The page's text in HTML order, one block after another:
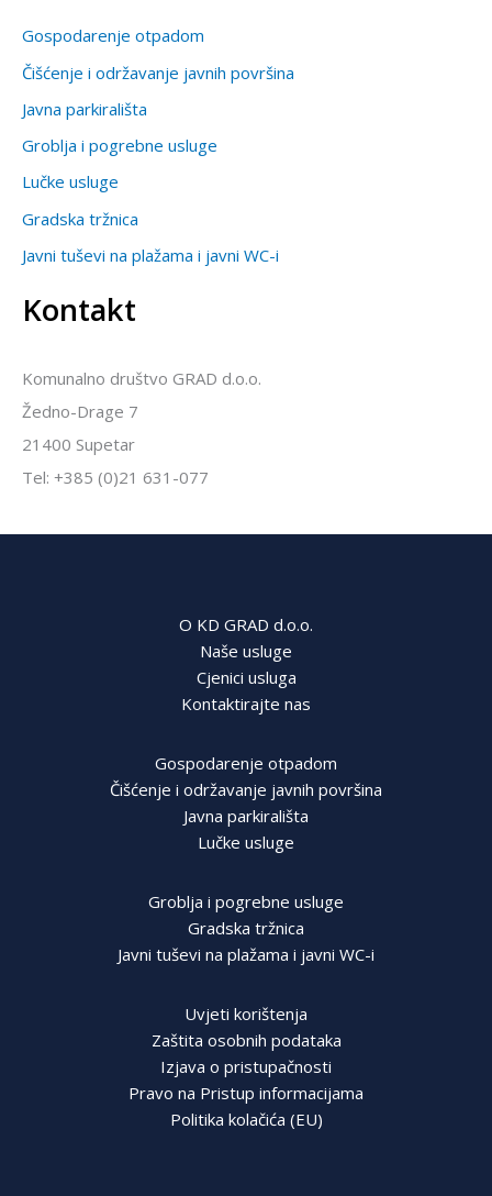
Gospodarenje otpadom
Čišćenje i održavanje javnih površina
Javna parkirališta
Groblja i pogrebne usluge
Lučke usluge
Gradska tržnica
Javni tuševi na plažama i javni WC-i
Kontakt
Komunalno društvo GRAD d.o.o.
Žedno-Drage 7
21400 Supetar
Tel: +385 (0)21 631-077
O KD GRAD d.o.o.
Naše usluge
Cjenici usluga
Kontaktirajte nas
Gospodarenje otpadom
Čišćenje i održavanje javnih površina
Javna parkirališta
Lučke usluge
Groblja i pogrebne usluge
Gradska tržnica
Javni tuševi na plažama i javni WC-i
Uvjeti korištenja
Zaštita osobnih podataka
Izjava o pristupačnosti
Pravo na Pristup informacijama
Politika kolačića (EU)